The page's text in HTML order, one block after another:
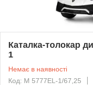
Каталка-толокар
1
Немає в наявності
Код: M 5777EL-1/67,25